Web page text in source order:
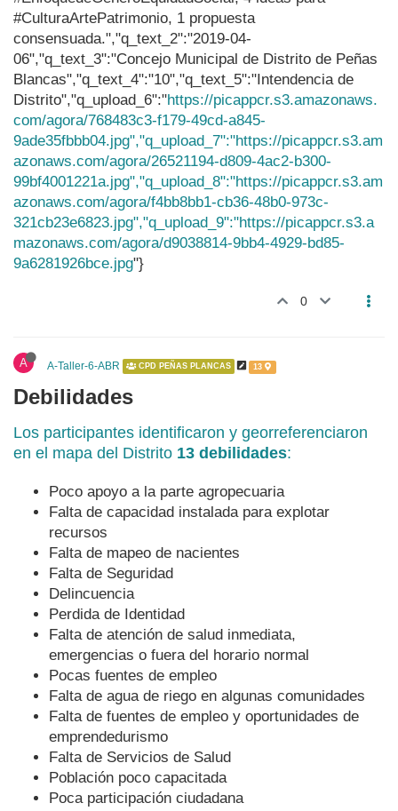
#CulturaArtePatrimonio, 1 propuesta
consensuada.","q_text_2":"2019-04-
06","q_text_3":"Concejo Municipal de Distrito de Peñas
Blancas","q_text_4":"10","q_text_5":"Intendencia de
Distrito","q_upload_6":"https://picappcr.s3.amazonaws.
com/agora/768483c3-f179-49cd-a845-
9ade35fbbb04.jpg","q_upload_7":"https://picappcr.s3.am
azonaws.com/agora/26521194-d809-4ac2-b300-
99bf4001221a.jpg","q_upload_8":"https://picappcr.s3.am
azonaws.com/agora/f4bb8bb1-cb36-48b0-973c-
321cb23e6823.jpg","q_upload_9":"https://picappcr.s3.a
mazonaws.com/agora/d9038814-9bb4-4929-bd85-
9a6281926bce.jpg"}
0
A A-Taller-6-ABR CPD PEÑAS PLANCAS 13
Debilidades
Los participantes identificaron y georreferenciaron
en el mapa del Distrito 13 debilidades:
Poco apoyo a la parte agropecuaria
Falta de capacidad instalada para explotar
recursos
Falta de mapeo de nacientes
Falta de Seguridad
Delincuencia
Perdida de Identidad
Falta de atención de salud inmediata,
emergencias o fuera del horario normal
Pocas fuentes de empleo
Falta de agua de riego en algunas comunidades
Falta de fuentes de empleo y oportunidades de
emprendedurismo
Falta de Servicios de Salud
Población poco capacitada
Poca participación ciudadana